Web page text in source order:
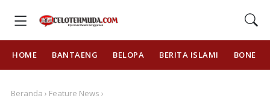
HOME BANTAENG BELOPA BERITA ISLAMI BONE
Beranda › Feature News ›